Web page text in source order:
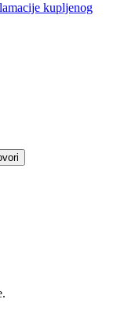
kupljenog